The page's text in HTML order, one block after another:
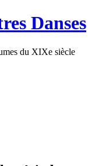
Danses
du XIXe siècle